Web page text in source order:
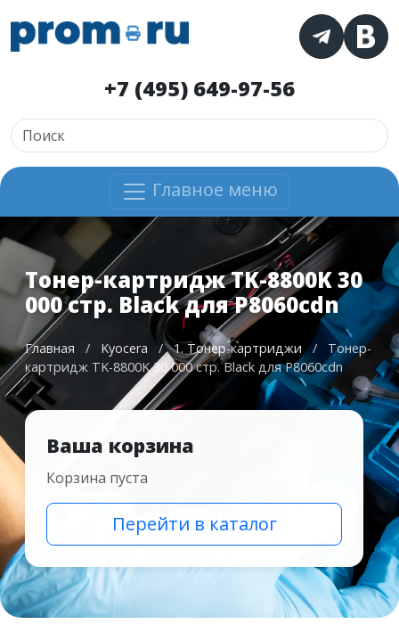
+7 (495) 649-97-56
Главное меню
Тонер-картридж TK-8800K 30
000 стр. Black для P8060cdn
Главная / Kyocera / 1. Тонер-картриджи /
Тонер-
картридж TK-8800K 30 000 стр. Black для P8060cdn
Ваша корзина
Корзина пуста
Перейти в каталог